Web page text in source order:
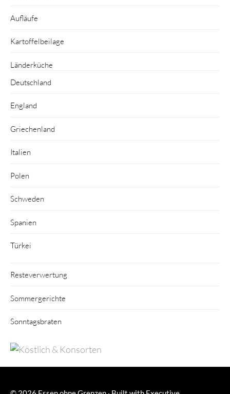
Aufläufe
Kartoffelbeilage
Länderküche
Deutschland
England
Griechenland
Italien
Polen
Schweden
Spanien
Türkei
Resteverwertung
Sommergerichte
Sonntagsbraten